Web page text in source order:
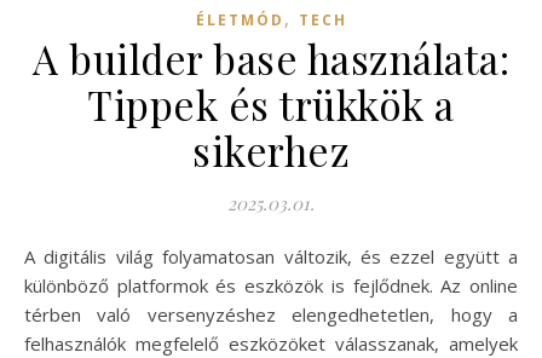
ÉLETMÓD , TECH
A builder base használata:
Tippek és trükkök a
sikerhez
2025.03.01.
A digitális világ folyamatosan változik, és ezzel együtt a
különböző platformok és eszközök is fejlődnek. Az online
térben való versenyzéshez elengedhetetlen, hogy a
felhasználók megfelelő eszközöket válasszanak, amelyek